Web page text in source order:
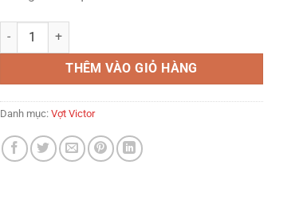
Victor Auraspeed 33H Badminton Racquet số lượng
THÊM VÀO GIỎ HÀNG
Danh mục: Vợt Victor